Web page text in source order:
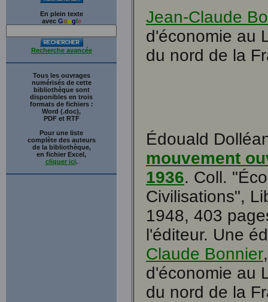
En plein texte
avec Google
Recherche avancée
Tous les ouvrages
numérisés de cette
bibliothèque sont
disponibles en trois
formats de fichiers :
Word (.doc),
PDF et RTF
Pour une liste
complète des auteurs
de la bibliothèque,
en fichier Excel,
cliquer ici.
Jean-Claude
d'économie au
du nord de la
Édouald
mouvement
1936. Coll.
Civilisations",
1948, 403
l'éditeur. Une
Claude Bonnier
d'économie au
du nord de la